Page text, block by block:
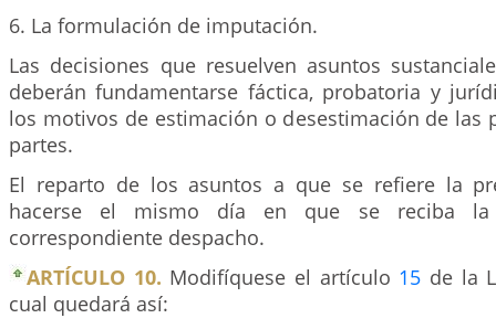
6. La formulación de imputación.
Las decisiones que resuelven asuntos
deberán fundamentarse fáctica, probatoria y
los motivos de estimación o desestimación de las
partes.
El reparto de los asuntos a que se refiere la
hacerse el mismo día en que se reciba
correspondiente despacho.
ARTÍCULO 10. Modifíquese el artículo 15 de la
cual quedará así: